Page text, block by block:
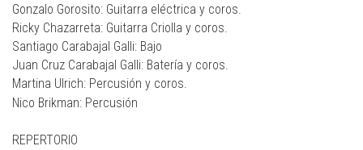
Gonzalo Gorosito: Guitarra eléctrica y coros.
Ricky Chazarreta: Guitarra Criolla y coros.
Santiago Carabajal Galli: Bajo
Juan Cruz Carabajal Galli: Batería y coros.
Martina Ulrich: Percusión y coros.
Nico Brikman: Percusión
REPERTORIO